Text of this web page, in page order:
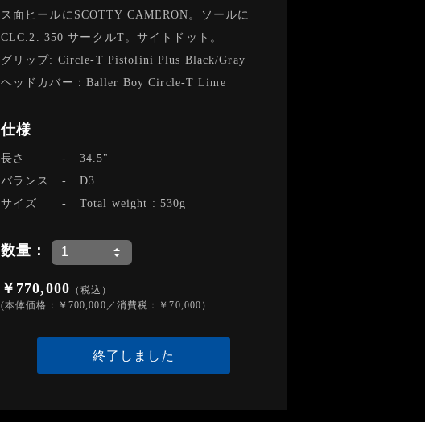
ス面ヒールにSCOTTY CAMERON。ソールに
CLC.2. 350 サークルT。サイトドット。
グリップ: Circle-T Pistolini Plus Black/Gray
ヘッドカバー：Baller Boy Circle-T Lime
仕様
長さ - 34.5"
バランス
- D3
サイズ
- Total weight : 530g
数量：
￥770,000 （税込）
(本体価格：￥700,000／消費税：￥70,000）
終了しました